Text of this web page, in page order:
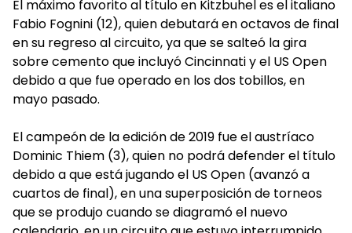
El máximo favorito al título en Kitzbuhel es el italiano
Fabio Fognini (12), quien debutará en octavos de final
en su regreso al circuito, ya que se salteó la gira
sobre cemento que incluyó Cincinnati y el US Open
debido a que fue operado en los dos tobillos, en
mayo pasado.
El campeón de la edición de 2019 fue el austríaco
Dominic Thiem (3), quien no podrá defender el título
debido a que está jugando el US Open (avanzó a
cuartos de final), en una superposición de torneos
que se produjo cuando se diagramó el nuevo